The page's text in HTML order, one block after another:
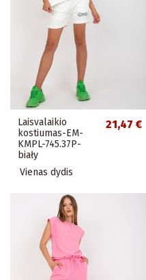
Laisvalaikio
kostiumas-EM-
KMPL-745.37P-
biały
21,47 €
Vienas dydis